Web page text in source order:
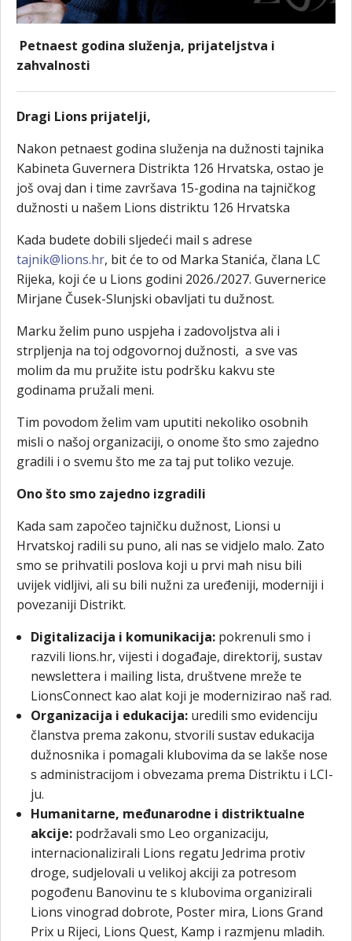
Petnaest godina služenja, prijateljstva i
zahvalnosti
Dragi Lions prijatelji,
Nakon petnaest godina služenja na dužnosti tajnika
Kabineta Guvernera Distrikta 126 Hrvatska, ostao je
još ovaj dan i time završava 15-godina na tajničkog
dužnosti u našem Lions distriktu 126 Hrvatska
Kada budete dobili sljedeći mail s adrese
tajnik@lions.hr, bit će to od Marka Stanića, člana LC
Rijeka, koji će u Lions godini 2026./2027. Guvernerice
Mirjane Čusek-Slunjski obavljati tu dužnost.
Marku želim puno uspjeha i zadovoljstva ali i
strpljenja na toj odgovornoj dužnosti, a sve vas
molim da mu pružite istu podršku kakvu ste
godinama pružali meni.
Tim povodom želim vam uputiti nekoliko osobnih
misli o našoj organizaciji, o onome što smo zajedno
gradili i o svemu što me za taj put toliko vezuje.
Ono što smo zajedno izgradili
Kada sam započeo tajničku dužnost, Lionsi u
Hrvatskoj radili su puno, ali nas se vidjelo malo. Zato
smo se prihvatili poslova koji u prvi mah nisu bili
uvijek vidljivi, ali su bili nužni za uređeniji, moderniji i
povezaniji Distrikt.
Digitalizacija i komunikacija:pokrenuli smo i
razvili lions.hr, vijesti i događaje, direktorij, sustav
newslettera i mailing lista, društvene mreže te
LionsConnect kao alat koji je modernizirao naš rad.
Organizacija i edukacija:uredili smo evidenciju
članstva prema zakonu, stvorili sustav edukacija
dužnosnika i pomagali klubovima da se lakše nose
s administracijom i obvezama prema Distriktu i LCI-
ju.
Humanitarne, međunarodne i distriktualne
akcije:podržavali smo Leo organizaciju,
internacionalizirali Lions regatu Jedrima protiv
droge, sudjelovali u velikoj akciji za potresom
pogođenu Banovinu te s klubovima organizirali
Lions vinograd dobrote, Poster mira, Lions Grand
Prix u Rijeci, Lions Quest, Kamp i razmjenu mladih.